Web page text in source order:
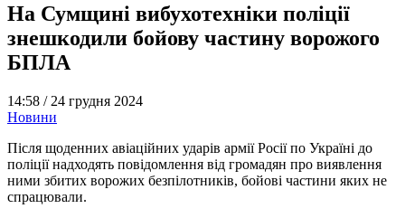
На Сумщині вибухотехніки поліції
знешкодили бойову частину ворожого
БПЛА
14:58 / 24 грудня 2024
Новини
Після щоденних авіаційних ударів армії Росії по Україні до
поліції надходять повідомлення від громадян про виявлення
ними збитих ворожих безпілотників, бойові частини яких не
спрацювали.